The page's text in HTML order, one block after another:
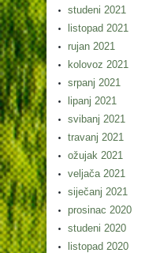
studeni 2021
listopad 2021
rujan 2021
kolovoz 2021
srpanj 2021
lipanj 2021
svibanj 2021
travanj 2021
ožujak 2021
veljača 2021
siječanj 2021
prosinac 2020
studeni 2020
listopad 2020